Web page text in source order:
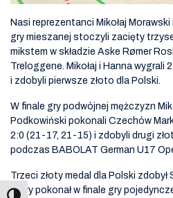
Nasi reprezentanci Mikołaj
gry mieszanej stoczyli zacięty
mikstem w składzie Aske Rømer
Treloggene. Mikołaj i Hanna wygrali
i zdobyli pierwsze złoto dla Polski.
W finale gry podwójnej mężczyzn
Podkowiński pokonali Czechów
2:0 (21-17, 21-15) i zdobyli drugi
podczas BABOLAT German U17
Trzeci złoty medal dla Polski
który pokonał w finale gry